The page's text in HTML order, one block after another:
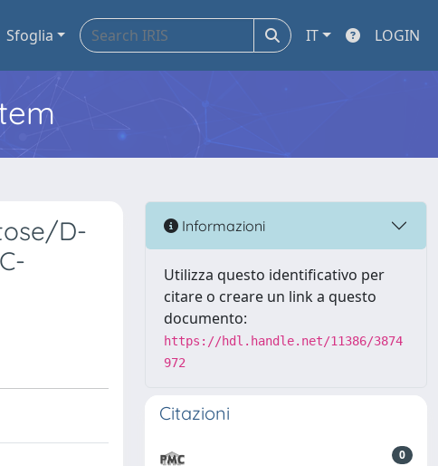
Sfoglia IT LOGIN
D-
Informazioni
Utilizza questo identificativo per
citare o creare un link a questo
documento:
https://hdl.handle.net/11386/3874
972
Citazioni
0